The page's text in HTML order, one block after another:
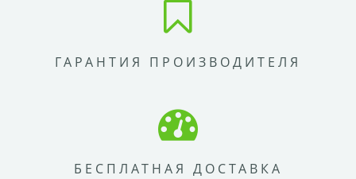
ГАРАНТИЯ ПРОИЗВОДИТЕЛЯ
БЕСПЛАТНАЯ ДОСТАВКА